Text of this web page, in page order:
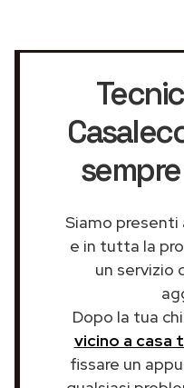
Siamo presenti
e in tutta la
un servizio
Dopo la tua
vicino a casa
fissare un